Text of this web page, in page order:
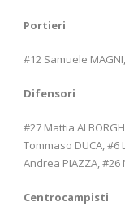
Portieri
#12 Samuele
Difensori
#27 Mattia
Tommaso DUCA, #6
Andrea PIAZZA, #26
Centrocampisti